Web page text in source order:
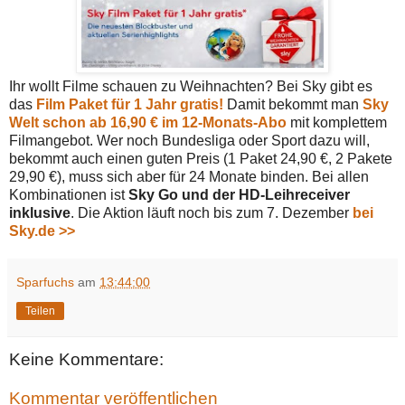
Ihr wollt Filme schauen zu Weihnachten? Bei Sky gibt es
das Film Paket für 1 Jahr gratis! Damit bekommt man Sky
Welt schon ab 16,90 € im 12-Monats-Abo mit komplettem
Filmangebot. Wer noch Bundesliga oder Sport dazu will,
bekommt auch einen guten Preis (1 Paket 24,90 €, 2 Pakete
29,90 €), muss sich aber für 24 Monate binden. Bei allen
Kombinationen istSky Go und der HD-Leihreceiver
inklusive. Die Aktion läuft noch bis zum 7. Dezember bei
Sky.de >>
Sparfuchs am 13:44:00
Teilen
Keine Kommentare:
Kommentar veröffentlichen